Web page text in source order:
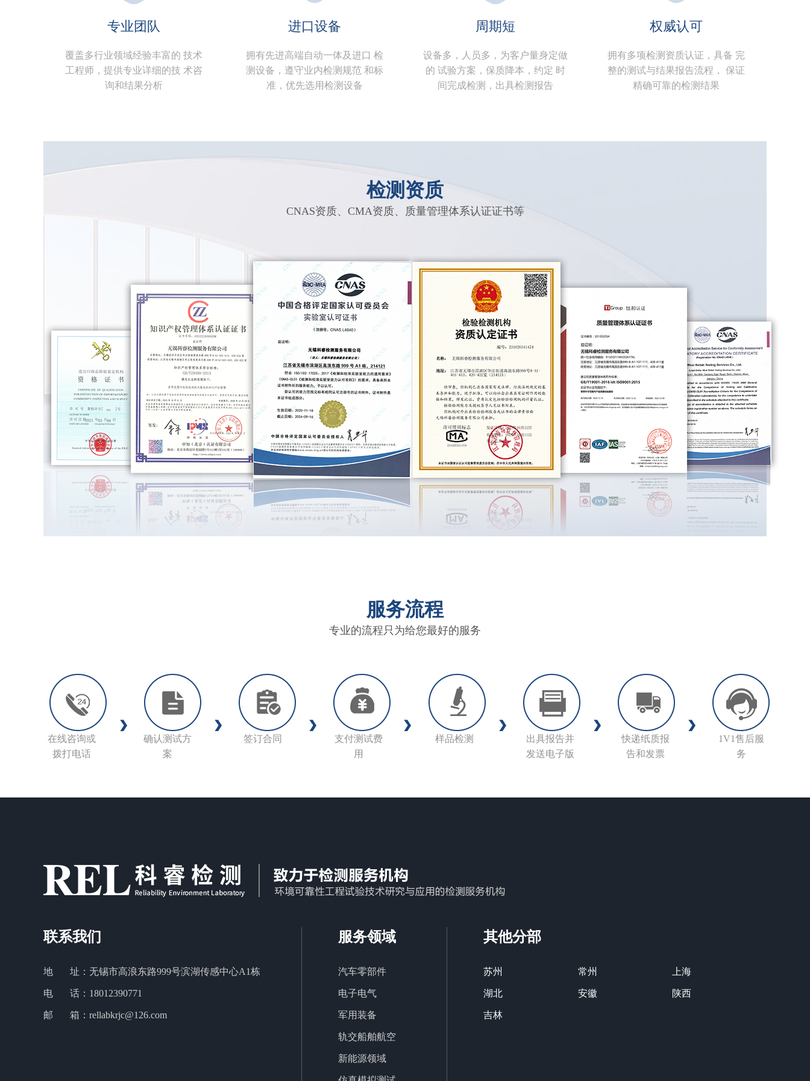
专业团队
覆盖多行业领域经验丰富的 技术
工程师，提供专业详细的技 术咨
询和结果分析
进口设备
拥有先进高端自动一体及进口 检
测设备，遵守业内检测规范 和标
准，优先选用检测设备
周期短
设备多，人员多，为客户量身定做
的 试验方案，保质降本，约定 时
间完成检测，出具检测报告
权威认可
拥有多项检测资质认证，具备 完
整的测试与结果报告流程， 保证
精确可靠的检测结果
检测资质
CNAS资质、CMA资质、质量管理体系认证证书等
服务流程
专业的流程只为给您最好的服务
在线咨询或
拨打电话
确认测试方
案
签订合同
支付测试费
用
样品检测
出具报告并
发送电子版
快递纸质报
告和发票
1V1售后服
务
联系我们
地 址：无锡市高浪东路999号滨湖传感中心A1栋
电 话：18012390771
邮 箱：rellabkrjc@126.com
服务领域
汽车零部件
电子电气
军用装备
轨交船舶航空
新能源领域
其他分部
苏州 常州 上海
湖北 安徽 陕西
吉林